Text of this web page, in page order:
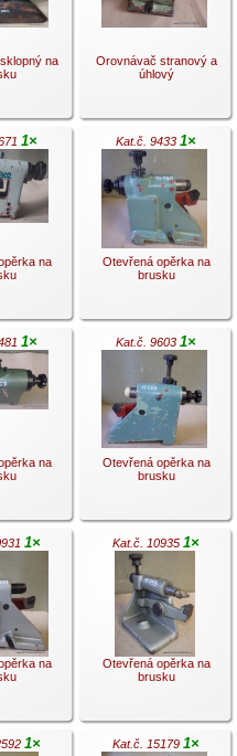
na
Orovnávač stranový a
úhlový
.
1×
na
Kat.č. 9433 1×
Otevřená opěrka na
brusku
.
1×
na
Kat.č. 9603 1×
Otevřená opěrka na
brusku
.
1×
na
Kat.č. 10935 1×
Otevřená opěrka na
brusku
1× Kat.č. 15179 1×